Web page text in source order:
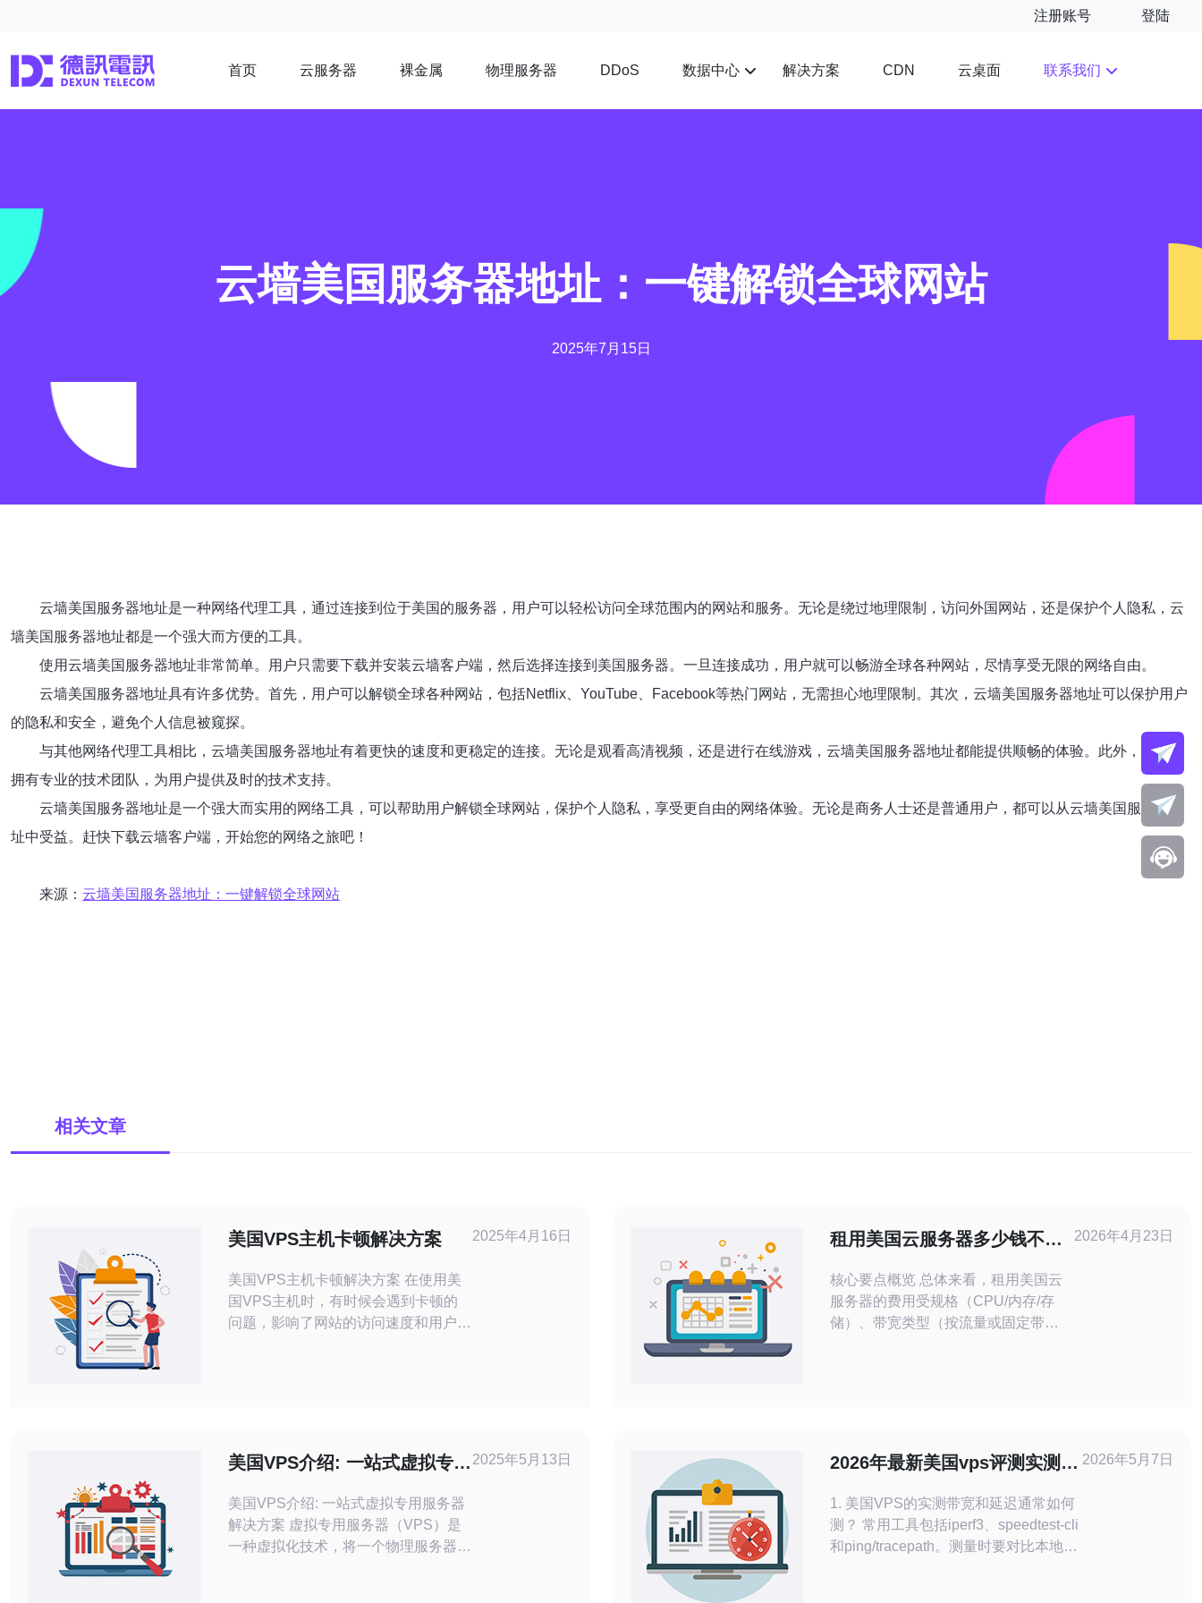
注册账号 登陆
首页 云服务器 裸金属 物理服务器 DDoS 数据中心 解决方案 CDN 云桌面 联系我们
云墙美国服务器地址：一键解锁全球网站
2025年7月15日
云墙美国服务器地址是一种网络代理工具，通过连接到位于美国的服务器，用户可以轻松访问全球范围内的网站和服务。无论是绕过地理限制，访问外国网站，还是保护个人隐私，云
墙美国服务器地址都是一个强大而方便的工具。
使用云墙美国服务器地址非常简单。用户只需要下载并安装云墙客户端，然后选择连接到美国服务器。一旦连接成功，用户就可以畅游全球各种网站，尽情享受无限的网络自由。
云墙美国服务器地址具有许多优势。首先，用户可以解锁全球各种网站，包括Netflix、YouTube、Facebook等热门网站，无需担心地理限制。其次，云墙美国服务器地址可以保护用户
的隐私和安全，避免个人信息被窥探。
与其他网络代理工具相比，云墙美国服务器地址有着更快的速度和更稳定的连接。无论是观看高清视频，还是进行在线游戏，云墙美国服务器地址都能提供顺畅的体验。此外，云墙还
拥有专业的技术团队，为用户提供及时的技术支持。
云墙美国服务器地址是一个强大而实用的网络工具，可以帮助用户解锁全球网站，保护个人隐私，享受更自由的网络体验。无论是商务人士还是普通用户，都可以从云墙美国服务器地
址中受益。赶快下载云墙客户端，开始您的网络之旅吧！
来源： 云墙美国服务器地址：一键解锁全球网站
相关文章
美国VPS主机卡顿解决方案
美国VPS主机卡顿解决方案 在使用美
国VPS主机时，有时候会遇到卡顿的
问题，影响了网站的访问速度和用户体
2025年4月16日
租用美国云服务器多少钱不同
核心要点概览 总体来看，租用美国云
服务器的费用受规格（CPU/内存/存
储）、带宽类型（按流量或固定带
求可达数百甚至上千美元/月。对于希
望兼顾性价比与网络稳定性的用
2026年4月23日
美国VPS介绍: 一站式虚拟专用
美国VPS介绍: 一站式虚拟专用服务器
解决方案 虚拟专用服务器（VPS）是
一种虚拟化技术，将一个物理服务器划
2025年5月13日
2026年最新美国vps评测实测带
1. 美国VPS的实测带宽和延迟通常如何
测？ 常用工具包括iperf3、speedtest-cli
和ping/tracepath。测量时要对比本地到
2026年5月7日